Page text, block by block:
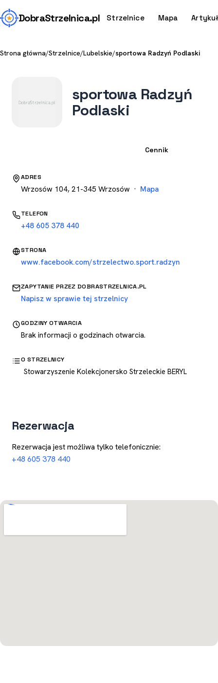
DobraStrzelnica.pl Strzelnice Mapa
Strona główna/Strzelnice/Lubelskie/sportowa Radzyń Podlaski
sportowa Radzyń
Podlaski
Cennik
ADRES
Wrzosów 104, 21-345 Wrzosów · Mapa
TELEFON
+48 605 378 440
STRONA
www.facebook.com/strzelectwo.sport.radzyn
ZAPYTANIE PRZEZ DOBRASTRZELNICA.PL
Napisz w sprawie tej strzelnicy
GODZINY OTWARCIA
Brak informacji o godzinach otwarcia.
O STRZELNICY
Stowarzyszenie Kolekcjonersko Strzeleckie BERYL
Rezerwacja
Rezerwacja jest możliwa tylko telefonicznie:
+48 605 378 440